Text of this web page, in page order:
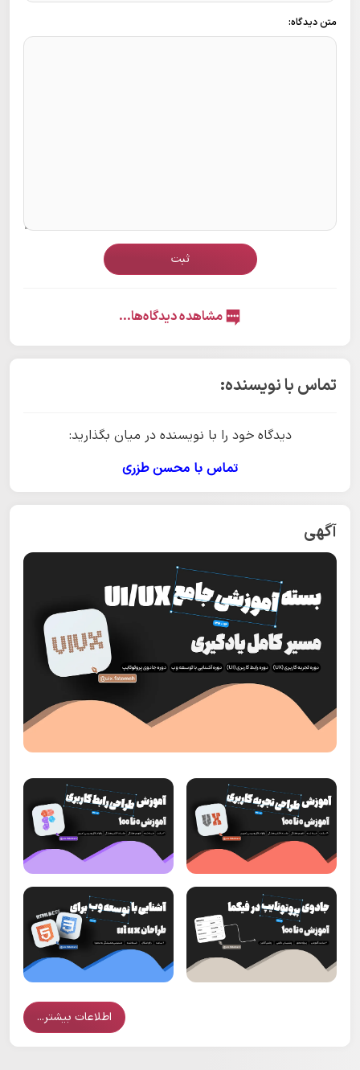
متن دیدگاه:
ثبت
مشاهده دیدگاه‌ها...
تماس با نویسنده:
دیدگاه خود را با نویسنده در میان بگذارید:
تماس با محسن طزری
آگهی
اطلاعات بیشتر...